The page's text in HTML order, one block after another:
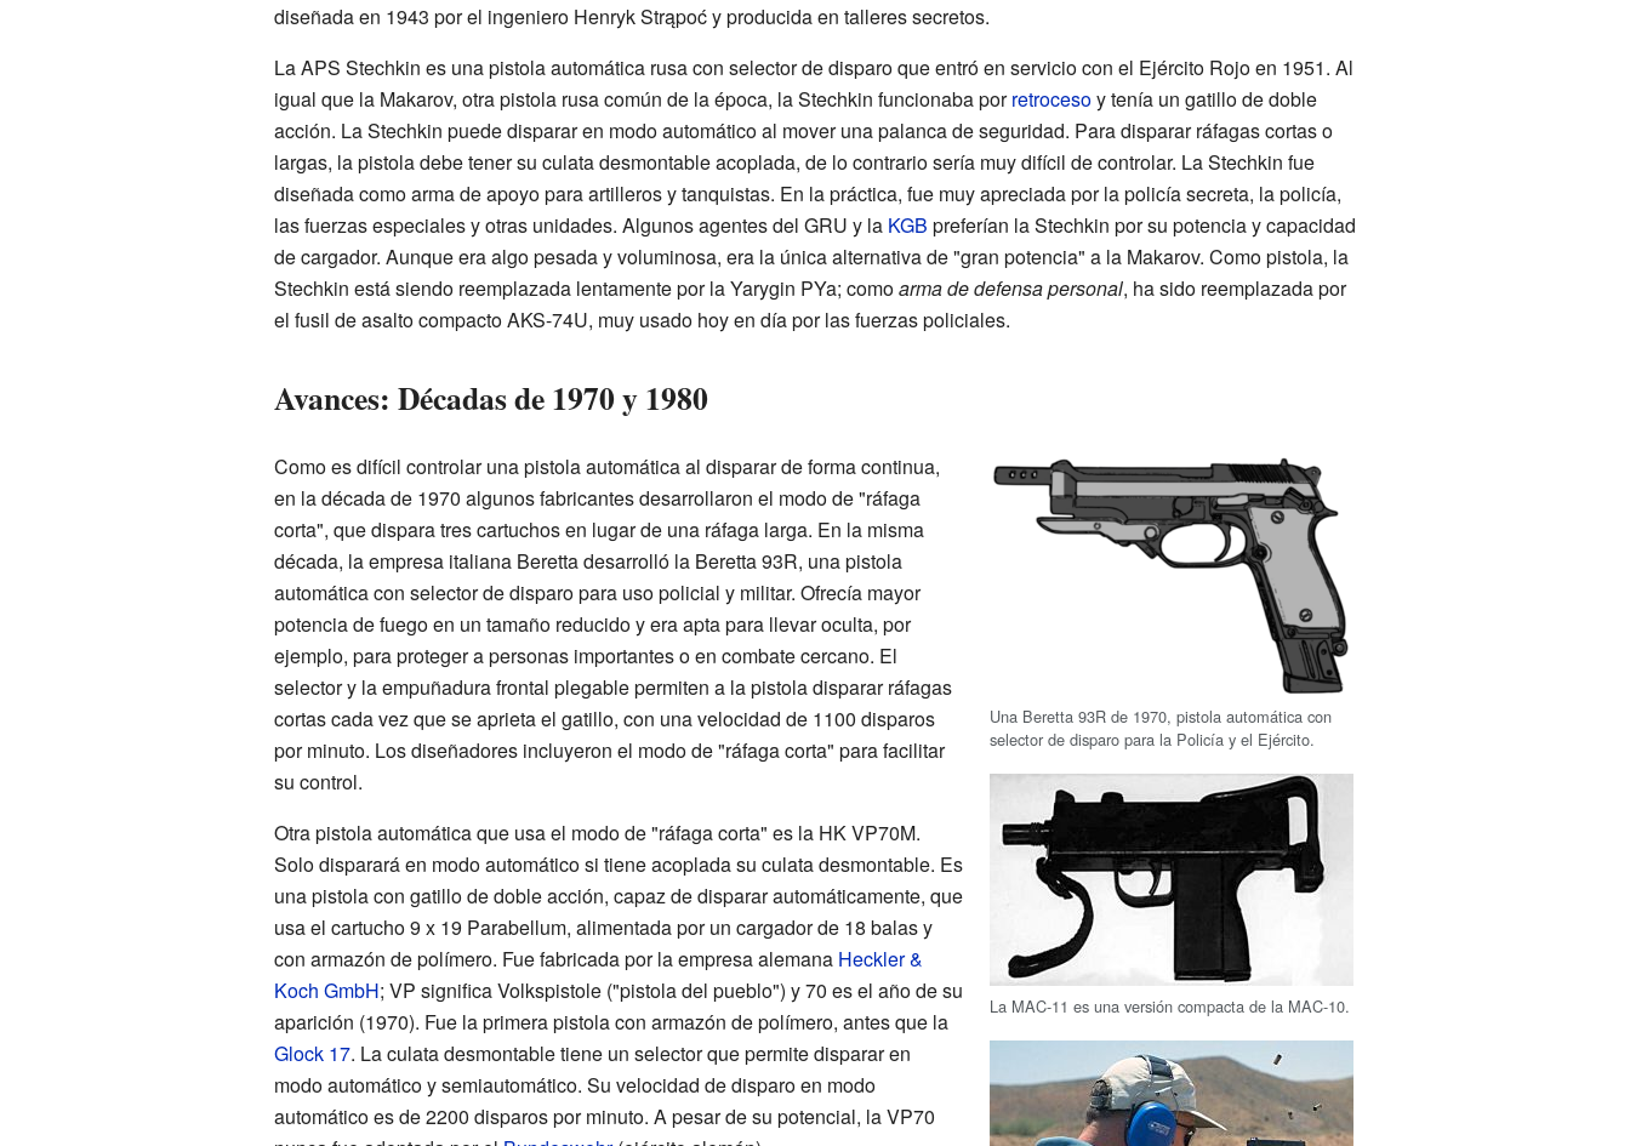
diseñada en 1943 por el ingeniero Henryk Strąpoć y producida en talleres secretos.
La APS Stechkin es una pistola automática rusa con selector de disparo que entró en servicio con el Ejército Rojo en 1951. Al
igual que la Makarov, otra pistola rusa común de la época, la Stechkin funcionaba porretrocesoy tenía un gatillo de doble
acción. La Stechkin puede disparar en modo automático al mover una palanca de seguridad. Para disparar ráfagas cortas o
largas, la pistola debe tener su culata desmontable acoplada, de lo contrario sería muy difícil de controlar. La Stechkin fue
diseñada como arma de apoyo para artilleros y tanquistas. En la práctica, fue muy apreciada por la policía secreta, la policía,
las fuerzas especiales y otras unidades. Algunos agentes del GRU y la KGB preferían la Stechkin por su potencia y capacidad
de cargador. Aunque era algo pesada y voluminosa, era la única alternativa de "gran potencia" a la Makarov. Como pistola, la
Stechkin está siendo reemplazada lentamente por la Yarygin PYa; comoarma de defensa personal, ha sido reemplazada por
el fusil de asalto compacto AKS-74U, muy usado hoy en día por las fuerzas policiales.
Avances: Décadas de 1970 y 1980
Una Beretta 93R de 1970, pistola automática con
selector de disparo para la Policía y el Ejército.
La MAC-11 es una versión compacta de la MAC-10.
Como es difícil controlar una pistola automática al disparar de forma continua,
en la década de 1970 algunos fabricantes desarrollaron el modo de "ráfaga
corta", que dispara tres cartuchos en lugar de una ráfaga larga. En la misma
década, la empresa italiana Beretta desarrolló la Beretta 93R, una pistola
automática con selector de disparo para uso policial y militar. Ofrecía mayor
potencia de fuego en un tamaño reducido y era apta para llevar oculta, por
ejemplo, para proteger a personas importantes o en combate cercano. El
selector y la empuñadura frontal plegable permiten a la pistola disparar ráfagas
cortas cada vez que se aprieta el gatillo, con una velocidad de 1100 disparos
por minuto. Los diseñadores incluyeron el modo de "ráfaga corta" para facilitar
su control.
Otra pistola automática que usa el modo de "ráfaga corta" es la HK VP70M.
Solo disparará en modo automático si tiene acoplada su culata desmontable. Es
una pistola con gatillo de doble acción, capaz de disparar automáticamente, que
usa el cartucho 9 x 19 Parabellum, alimentada por un cargador de 18 balas y
con armazón de polímero. Fue fabricada por la empresa alemana Heckler &
Koch GmbH; VP significa Volkspistole ("pistola del pueblo") y 70 es el año de su
aparición (1970). Fue la primera pistola con armazón de polímero, antes que la
Glock 17. La culata desmontable tiene un selector que permite disparar en
modo automático y semiautomático. Su velocidad de disparo en modo
automático es de 2200 disparos por minuto. A pesar de su potencial, la VP70